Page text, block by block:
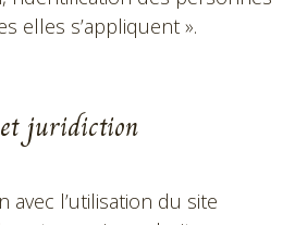
elles s’appliquent ».
juridiction
avec l’utilisation du site